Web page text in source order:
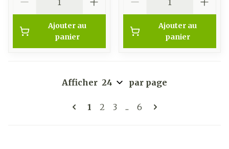
Ajouter au
panier
Ajouter au
panier
Pages
Vous lisez actuellement la page
1 Page
2 Page
3 ... Page
6
Afficher par page